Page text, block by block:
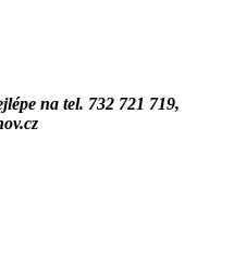
na tel. 732 721 719,